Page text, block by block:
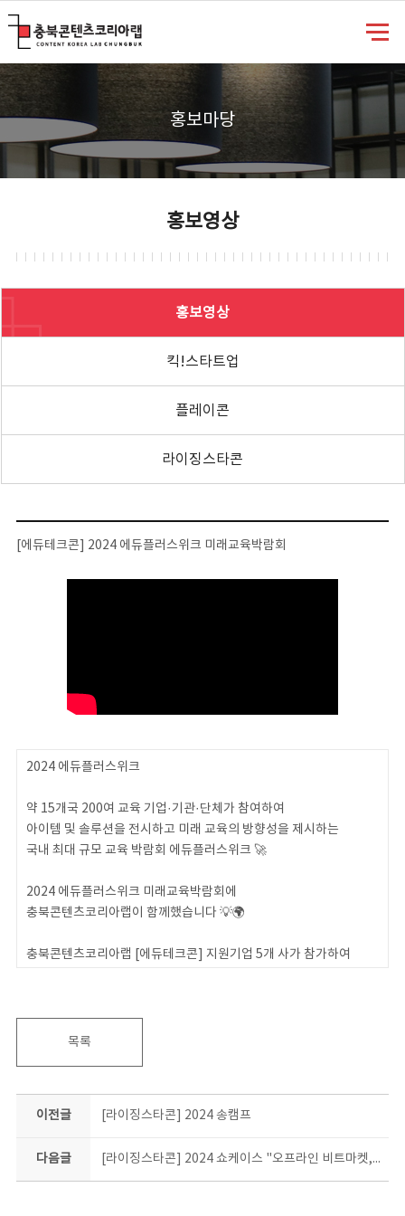
홍보마당
홍보영상
홍보영상
킥!스타트업
플레이콘
라이징스타콘
[에듀테크콘] 2024 에듀플러스위크 미래교육박람회
2024 에듀플러스위크
약 15개국 200여 교육 기업·기관·단체가 참여하여
아이템 및 솔루션을 전시하고 미래 교육의 방향성을 제시하는
국내 최대 규모 교육 박람회 에듀플러스위크 🚀
2024 에듀플러스위크 미래교육박람회에
충북콘텐츠코리아랩이 함께했습니다 💡🌍
충북콘텐츠코리아랩 [에듀테크콘] 지원기업 5개 사가 참가하여
충북콘텐츠코리아랩과 함께하는 교육 혁신의 여정을 계속 지켜봐 주
목록
이전글 [라이징스타콘] 2024 송캠프
다음글 [라이징스타콘] 2024 쇼케이스 "오프라인 비트마켓, 싸이퍼, 뮤지션 공연"